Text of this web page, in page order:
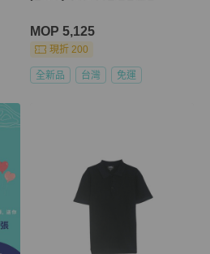
MOP 5,125
現折 200
全新品 台灣 免運